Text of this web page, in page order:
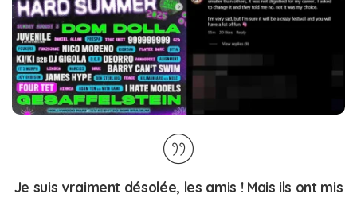
Je suis vraiment désolée, les amis ! Mais ils ont mis